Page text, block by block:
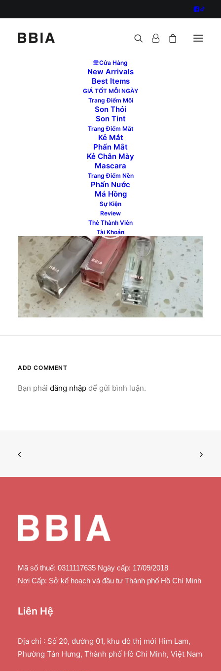
Cửa Hàng
New Arrivals
Best Items
GIÁ TỐT MỖI NGÀY
Trang Điểm Môi
Son Thỏi
Son Tint
Trang Điểm Mắt
Kẻ Mắt
Phấn Mắt
Kẻ Chân Mày
Mascara
Trang Điểm Nền
Phấn Nước
Má Hồng
Sự Kiện
Review
Thẻ Thành Viên
Tài Khoản
✨Thời tiết này làm gì cũng thích nhưng thích nhất là
được tô vẽ đôi tay cùng ???? ????? ?? ???? ????
ADD COMMENT
Bạn phải đăng nhập để gửi bình luận.
Mã số thuế: 0311117635 Ngày cấp: 17/09/2018
Nơi Cấp: Sở kế hoạch và đầu tư Thành phố Hồ Chí Minh
Liên Hệ
Địa chỉ : Số 20, đường 01, khu đô thị mới Him Lam,
Phường Tân Hưng, Thành phố Hồ Chí Minh, Việt Nam